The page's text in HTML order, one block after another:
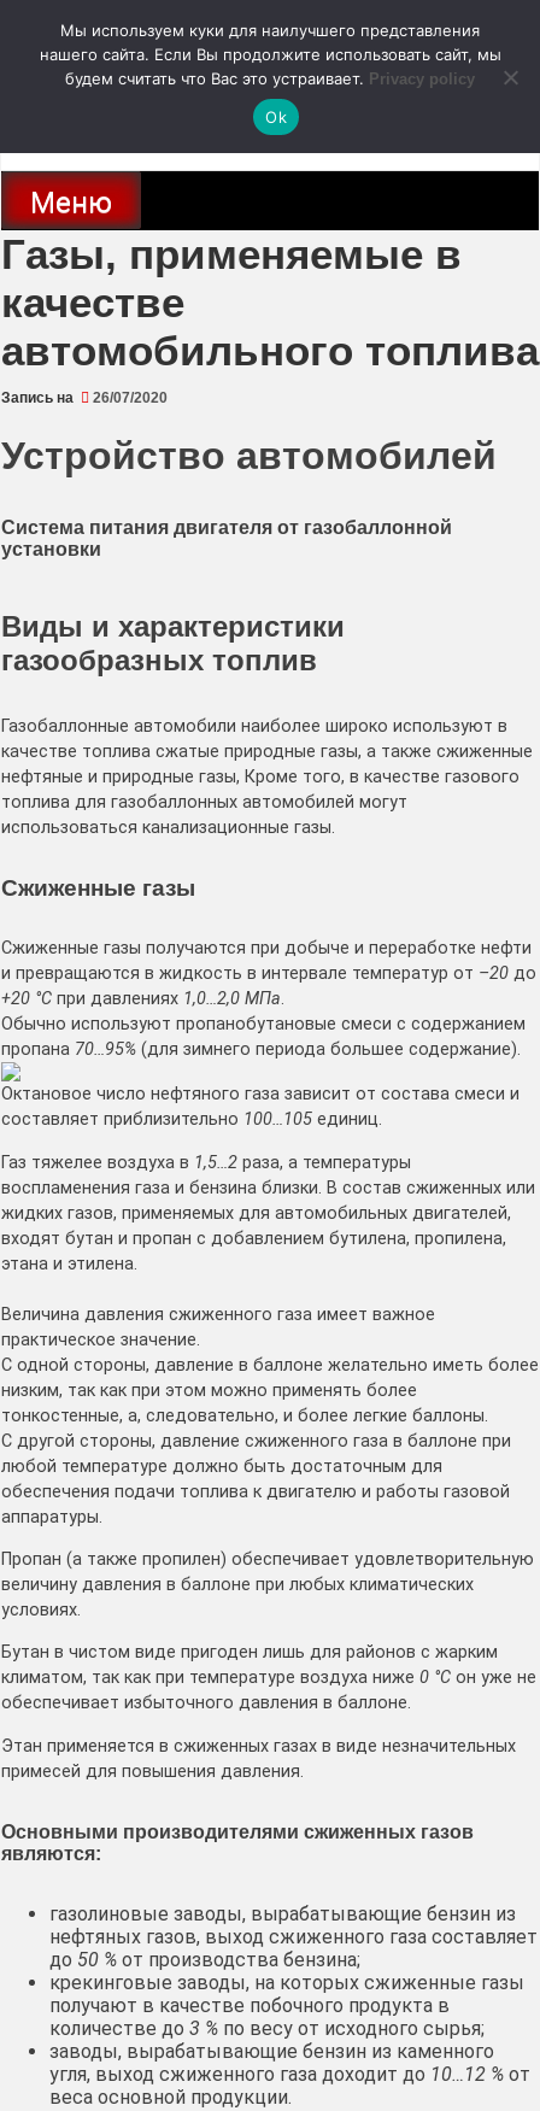
содержимому
autodoc24.ru
Новости про современные автомобили и не только, новинки зарубежного
и отечественного автопрома
Меню
Газы, применяемые в
качестве
автомобильного топлива
Запись на 26/07/2020
Устройство автомобилей
Система питания двигателя от газобаллонной
установки
Виды и характеристики
газообразных топлив
Газобаллонные автомобили наиболее широко используют в
качестве топлива сжатые природные газы, а также сжиженные
нефтяные и природные газы, Кроме того, в качестве газового
топлива для газобаллонных автомобилей могут
использоваться канализационные газы.
Сжиженные газы
Сжиженные газы получаются при добыче и переработке нефти
и превращаются в жидкость в интервале температур от –20 до
+20 °С при давлениях 1,0…2,0 МПа.
Обычно используют пропанобутановые смеси с содержанием
пропана 70…95% (для зимнего периода большее содержание).
Октановое число нефтяного газа зависит от состава смеси и
составляет приблизительно 100…105 единиц.
Газ тяжелее воздуха в 1,5…2 раза, а температуры
воспламенения газа и бензина близки. В состав сжиженных или
жидких газов, применяемых для автомобильных двигателей,
входят бутан и пропан с добавлением бутилена, пропилена,
этана и этилена.
Величина давления сжиженного газа имеет важное
практическое значение.
С одной стороны, давление в баллоне желательно иметь более
низким, так как при этом можно применять более
тонкостенные, а, следовательно, и более легкие баллоны.
С другой стороны, давление сжиженного газа в баллоне при
любой температуре должно быть достаточным для
обеспечения подачи топлива к двигателю и работы газовой
аппаратуры.
Пропан (а также пропилен) обеспечивает удовлетворительную
величину давления в баллоне при любых климатических
условиях.
Бутан в чистом виде пригоден лишь для районов с жарким
климатом, так как при температуре воздуха ниже 0 °С он уже не
обеспечивает избыточного давления в баллоне.
Этан применяется в сжиженных газах в виде незначительных
примесей для повышения давления.
Основными производителями сжиженных газов
являются:
газолиновые заводы, вырабатывающие бензин из
нефтяных газов, выход сжиженного газа составляет
до 50 % от производства бензина;
крекинговые заводы, на которых сжиженные газы
получают в качестве побочного продукта в
количестве до 3 % по весу от исходного сырья;
заводы, вырабатывающие бензин из каменного
угля, выход сжиженного газа доходит до 10…12 % от
веса основной продукции.
Мы используем куки для наилучшего представления
нашего сайта. Если Вы продолжите использовать сайт, мы
будем считать что Вас это устраивает. Privacy policy
Ok